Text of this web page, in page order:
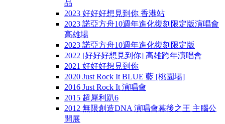
品
2023 好好好想見到你 香港站
2023 諾亞方舟10週年進化復刻限定版演唱會
高雄場
2023 諾亞方舟10週年進化復刻限定版
2022 [好好好想見到你] 高雄跨年演唱會
2021 好好好想見到你
2020 Just Rock It BLUE 藍 [桃園場]
2016 Just Rock It 演唱會
2015 超犀利趴6
2012 無限創造DNA 演唱會幕後之王 主腦公
開展